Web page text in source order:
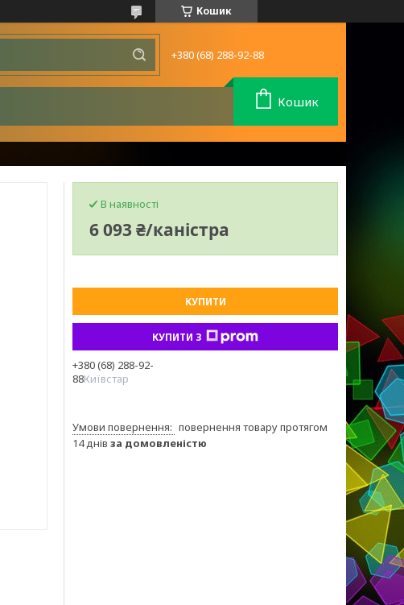
Кошик
+380 (68) 288-92-88
Кошик
В наявності
6 093 ₴/каністра
КУПИТИ
КУПИТИ З
+380 (68) 288-92-
88Київстар
повернення товару протягом
14 днів за домовленістю